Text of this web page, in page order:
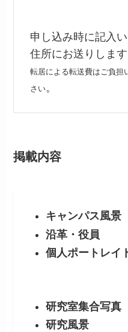
申し込み時に記入
住所にお送りします
転居による転送費はご負担
さい。
掲載内容
キャンパス風景
沿革・役員
個人ポートレイ
研究室集合写真
研究風景